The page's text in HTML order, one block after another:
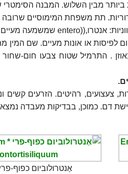
מבין השלוש. המבנה הסימטרי
המימוסיים שרובה טרופית, מונה 40
. התרמיל שטוח צבעו חום-
צעצועים, רהיטים. הזרעים קשים
דם. כמוכן, בבדיקות מעבדה
אֶנטרולוביום כפוף-